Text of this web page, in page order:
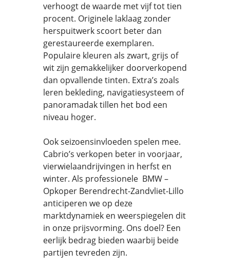
verhoogt de waarde met vijf tot tien
procent. Originele laklaag zonder
herspuitwerk scoort beter dan
gerestaureerde exemplaren.
Populaire kleuren als zwart, grijs of
wit zijn gemakkelijker doorverkopend
dan opvallende tinten. Extra’s zoals
leren bekleding, navigatiesysteem of
panoramadak tillen het bod een
niveau hoger.
Ook seizoensinvloeden spelen mee.
Cabrio’s verkopen beter in voorjaar,
vierwielaandrijvingen in herfst en
winter. Als professionele BMW –
Opkoper Berendrecht-Zandvliet-Lillo
anticiperen we op deze
marktdynamiek en weerspiegelen dit
in onze prijsvorming. Ons doel? Een
eerlijk bedrag bieden waarbij beide
partijen tevreden zijn.